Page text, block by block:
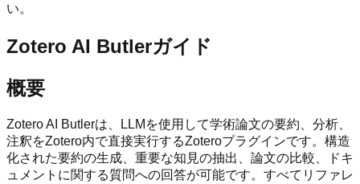
い。
Zotero AI Butlerガイド
概要
Zotero AI Butlerは、LLMを使用して学術論文の要約、分析、
注釈をZotero内で直接実行するZoteroプラグインです。構造
化された要約の生成、重要な知見の抽出、論文の比較、ドキ
ュメントに関する質問への回答が可能です。すべてリファレ